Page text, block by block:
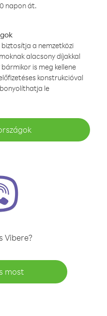
napon át.
a nemzetközi
alacsony díjakkal
is meg kellene
konstrukcióval
le
Vibere?
most